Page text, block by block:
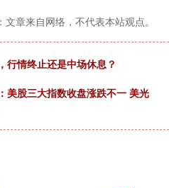
章来自网络，不代表本站观点。
行情终止还是中场休息？
美股三大指数收盘涨跌不一 美光